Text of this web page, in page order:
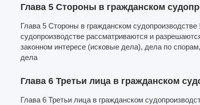
Глава 5 Стороны в гражданском
Глава 5 Стороны в гражданском
судопроизводстве рассматриваются и
законном интересе (исковые дела), дела по
дела
Глава 6 Третьи лица в гражданском
Глава 6 Третьи лица в гражданском